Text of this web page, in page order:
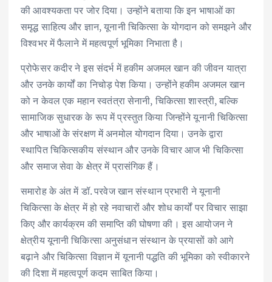
की आवश्यकता पर जोर दिया। उन्होंने बताया कि इन भाषाओं का
समृद्ध साहित्य और ज्ञान, यूनानी चिकित्सा के योगदान को समझने और
विश्वभर में फैलाने में महत्वपूर्ण भूमिका निभाता है।
प्रोफेसर कदीर ने इस संदर्भ में हकीम अजमल खान की जीवन यात्रा
और उनके कार्यों का निचोड़ पेश किया। उन्होंने हकीम अजमल खान
को न केवल एक महान स्वतंत्रा सेनानी, चिकित्सा शास्त्री, बल्कि
सामाजिक सुधारक के रूप में प्रस्तुत किया जिन्होंने यूनानी चिकित्सा
और भाषाओं के संरक्षण में अनमोल योगदान दिया। उनके द्वारा
स्थापित चिकित्सकीय संस्थान और उनके विचार आज भी चिकित्सा
और समाज सेवा के क्षेत्र में प्रासंगिक हैं।
समारोह के अंत में डॉ. परवेज खान संस्थान प्रभारी ने यूनानी
चिकित्सा के क्षेत्र में हो रहे नवाचारों और शोध कार्यों पर विचार साझा
किए और कार्यक्रम की समाप्ति की घोषणा की। इस आयोजन ने
क्षेत्रीय यूनानी चिकित्सा अनुसंधान संस्थान के प्रयासों को आगे
बढ़ाने और चिकित्सा विज्ञान में यूनानी पद्धति की भूमिका को स्वीकारने
की दिशा में महत्वपूर्ण कदम साबित किया।